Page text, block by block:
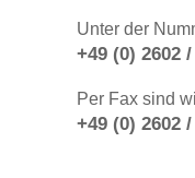
Unter der
+49 (0) 2602
Per Fax sind
+49 (0) 2602